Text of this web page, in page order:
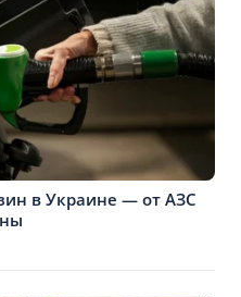
в Украине — от АЗС